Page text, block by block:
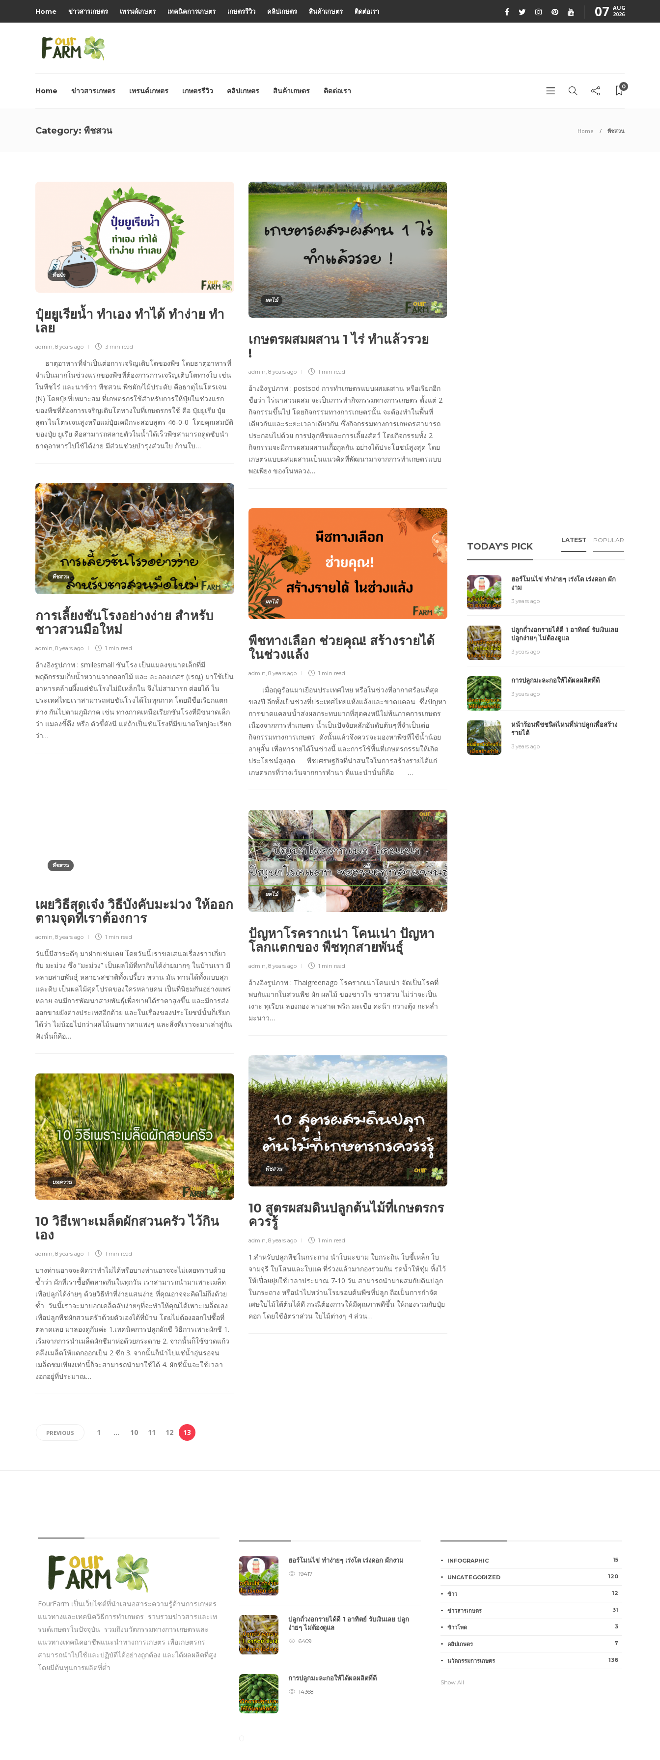
Home ข่าวสารเกษตร เทรนด์เกษตร เทคนิคการเกษตร เกษตรรีวิว คลิปเกษตร สินค้าเกษตร ติดต่อเรา 07 AUG
2026
Home ข่าวสารเกษตร เทรนด์เกษตร เกษตรรีวิว คลิปเกษตร สินค้าเกษตร ติดต่อเรา 0
Category: พืชสวน Home พืชสวน
พืชผัก
ปุ๋ยยูเรียน้ำ ทำเอง ทำได้ ทำง่าย ทำ
เลย
admin, 8 years ago 3 min read
ธาตุอาหารที่จำเป็นต่อการเจริญเติบโตของพืช โดยธาตุอาหารที่
จำเป็นมากในช่วงแรกของพืชที่ต้องการการเจริญเติบโตทางใบ เช่น
ในพืชไร่ และนาข้าว พืชสวน พืชผัก/ไม้ประดับ คือธาตุไนโตรเจน
(N) โดยปุ๋ยที่เหมาะสม ที่เกษตรกรใช้สำหรับการให้ปุ๋ยในช่วงแรก
ของพืชที่ต้องการเจริญเติบโตทางใบที่เกษตรกรใช้ คือ ปุ๋ยยูเรีย ปุ๋ย
สูตรไนโตรเจนสูงหรือแม่ปุ๋ยเคมีกระสอบสูตร 46-0-0 โดยคุณสมบัติ
ของปุ๋ย ยูเรีย คือสามารถสลายตัวในน้ำได้เร็วพืชสามารถดูดซับนำ
ธาตุอาหารไปใช้ได้ง่าย มีส่วนช่วยบำรุงส่วนใบ ก้านใบ…
ผลไม้
เกษตรผสมผสาน 1 ไร่ ทำแล้วรวย
!
admin, 8 years ago 1 min read
อ้างอิงรูปภาพ : postsod การทำเกษตรแบบผสมผสาน หรือเรียกอีก
ชื่อว่า ไร่นาสวนผสม จะเป็นการทำกิจกรรมทางการเกษตร ตั้งแต่ 2
กิจกรรมขึ้นไป โดยกิจกรรมทางการเกษตรนั้น จะต้องทำในพื้นที่
เดียวกันและระยะเวลาเดียวกัน ซึ่งกิจกรรมทางการเกษตรสามารถ
ประกอบไปด้วย การปลูกพืชและการเลี้ยงสัตว์ โดยกิจกรรมทั้ง 2
กิจกรรมจะมีการผสมผสานเกื้อกูลกัน อย่างได้ประโยชน์สูงสุด โดย
เกษตรแบบผสมผสานเป็นแนวคิดที่พัฒนามาจากการทำเกษตรแบบ
พอเพียง ของในหลวง…
พืชสวน
การเลี้ยงชันโรงอย่างง่าย สำหรับ
ชาวสวนมือใหม่
admin, 8 years ago 1 min read
อ้างอิงรูปภาพ : smilesmall ชันโรง เป็นแมลงขนาดเล็กที่มี
พฤติกรรมเก็บน้ำหวานจากดอกไม้ และ ละอองเกสร (เรณู) มาใช้เป็น
อาหารคล้ายผึ้งแต่ชันโรงไม่มีเหล็กใน จึงไม่สามารถ ต่อยได้ ใน
ประเทศไทยเราสามารถพบชันโรงได้ในทุกภาค โดยมีชื่อเรียกแตก
ต่าง กันไปตามภูมิภาค เช่น ทางภาคเหนือเรียกชันโรงที่มีขนาดเล็ก
ว่า แมลงขี้ตึง หรือ ตัวขี้ตังนี แต่ถ้าเป็นชันโรงที่มีขนาดใหญ่จะเรียก
ว่า…
ผลไม้
พืชทางเลือก ช่วยคุณ! สร้างรายได้
ในช่วงแล้ง
admin, 8 years ago 1 min read
เมื่อฤดูร้อนมาเยือนประเทศไทย หรือในช่วงที่อากาศร้อนที่สุด
ของปี อีกทั้งเป็นช่วงที่ประเทศไทยแห้งแล้งและขาดแคลน ซึ่งปัญหา
การขาดแคลนน้ำส่งผลกระทบมากที่สุดคงหนีไม่พ้นภาคการเกษตร
เนื่องจากการทำเกษตร น้ำเป็นปัจจัยหลักอันดับต้นๆที่จำเป็นต่อ
กิจกรรมทางการเกษตร ดังนั้นแล้วจึงควรจะมองหาพืชที่ใช้น้ำน้อย
อายุสั้น เพื่อหารายได้ในช่วงนี้ และการใช้พื้นที่เกษตรกรรมให้เกิด
ประโยชน์สูงสุด พืชเศรษฐกิจที่น่าสนใจในการสร้างรายได้แก่
เกษตรกรที่ว่างเว้นจากการทำนา ที่แนะนำนั่นก็คือ …
พืชสวน
เผยวิธีสุดเจ๋ง วิธีบังคับมะม่วง ให้ออก
ตามจุดที่เราต้องการ
admin, 8 years ago 1 min read
วันนี้มีสาระดีๆ มาฝากเช่นเคย โดยวันนี้เราขอเสนอเรื่องราวเกี่ยว
กับ มะม่วง ซึ่ง “มะม่วง” เป็นผลไม้ที่หากินได้ง่ายมากๆ ในบ้านเรา มี
หลายสายพันธุ์ หลายรสชาติทั้งเปรี้ยว หวาน มัน ทานได้ทั้งแบบสุก
และดิบ เป็นผลไม้สุดโปรดของใครหลายคน เป็นที่นิยมกันอย่างแพร่
หลาย จนมีการพัฒนาสายพันธุ์เพื่อขายได้ราคาสูงขึ้น และมีการส่ง
ออกขายยังต่างประเทศอีกด้วย และในเรื่องของประโยชน์นั้นก็เรียก
ได้ว่า ไม่น้อยไปกว่าผลไม้นอกราคาแพงๆ และสิ่งที่เราจะมาเล่าสู่กัน
ฟังนั่นก็คือ…
ผลไม้
ปัญหาโรครากเน่า โคนเน่า ปัญหา
โลกแตกของ พืชทุกสายพันธ์ุ
admin, 8 years ago 1 min read
อ้างอิงรูปภาพ : Thaigreenago โรครากเน่าโคนเน่า จัดเป็นโรคที่
พบกันมากในสวนพืช ผัก ผลไม้ ของชาวไร่ ชาวสวน ไม่ว่าจะเป็น
เงาะ ทุเรียน ลองกอง ลางสาด พริก มะเขือ คะน้า กวางตุ้ง กะหล่ำ
มะนาว…
พืชสวน
10 สูตรผสมดินปลูกต้นไม้ที่เกษตรกร
ควรรู้
admin, 8 years ago 1 min read
1.สำหรับปลูกพืชในกระถาง นำใบมะขาม ใบกระถิน ใบขี้เหล็ก ใบ
จามจุรี ใบโสนและใบแค ที่ร่วงแล้วมากองรวมกัน รดน้ำให้ชุ่ม ทิ้งไว้
ให้เปื่อยยุ่ยใช้เวลาประมาณ 7-10 วัน สามารถนำมาผสมกับดินปลูก
ในกระถาง หรือนำไปหว่านโรยรอบต้นพืชที่ปลูก ถือเป็นการกำจัด
เศษใบไม้ใต้ต้นได้ดี กรณีต้องการให้มีคุณภาพดีขึ้น ให้กองรวมกับปุ๋ย
คอก โดยใช้อัตราส่วน ใบไม้ต่างๆ 4 ส่วน…
บทความ
10 วิธีเพาะเมล็ดผักสวนครัว ไว้กิน
เอง
admin, 8 years ago 1 min read
บางท่านอาจจะคิดว่าทำไม่ได้หรือบางท่านอาจจะไม่เคยทราบด้วย
ซ้ำว่า ผักที่เราซื้อที่ตลาดกันในทุกวัน เราสามารถนำมาเพาะเมล็ด
เพื่อปลูกได้ง่ายๆ ด้วยวิธีทำที่ง่ายแสนง่าย ที่คุณอาจจะคิดไม่ถึงด้วย
ซ้ำ วันนี้เราจะมาบอกเคล็ดลับง่ายๆที่จะทำให้คุณได้เพาะเมล็ดเอง
เพื่อปลูกพืชผักสวนครัวด้วยตัวเองได้ที่บ้าน โดยไม่ต้องออกไปซื้อที่
ตลาดเลย มาลองดูกันค่ะ 1.เทคนิคการปลูกผักชี วิธีการเพาะผักชี 1.
เริ่มจากการนำเมล็ดผักชีมาห่อด้วยกระดาษ 2. จากนั้นก็ใช้ขวดแก้ว
คลึงเมล็ดให้แตกออกเป็น 2 ซีก 3. จากนั้นก็นำไปแช่น้ำอุ่นรอจน
เมล็ดชมเพียงเท่านี้ก็จะสามารถนำมาใช้ได้ 4. ผักชีนั้นจะใช้เวลา
งอกอยู่ที่ประมาณ…
PREVIOUS 1 … 10 11 12 13
TODAY'S PICK
LATEST POPULAR
ฮอร์โมนไข่ ทำง่ายๆ เร่งโต เร่งดอก ผัก
งาม
3 years ago
ปลูกถั่วงอกรายได้ดี 1 อาทิตย์ รับเงินเลย
ปลูกง่ายๆ ไม่ต้องดูแล
3 years ago
การปลูกมะละกอให้ได้ผลผลิตที่ดี
3 years ago
หน้าร้อนพืชชนิดไหนที่น่าปลูกเพื่อสร้าง
รายได้
3 years ago
FourFarm เป็นเว็บไซต์ที่นำเสนอสาระความรู้ด้านการเกษตร
แนวทางและเทคนิควิธีการทำเกษตร รวบรวมข่าวสารและเท
รนด์เกษตรในปัจจุบัน รวมถึงนวัตกรรมทางการเกษตรและ
แนวทางเทคนิคอาชีพแนะนำทางการเกษตร เพื่อเกษตรกร
สามารถนำไปใช้และปฏิบัตืได้อย่างถูกต้อง และได้ผลผลิตที่สูง
โดยมีต้นทุนการผลิตที่ต่ำ
ฮอร์โมนไข่ ทำง่ายๆ เร่งโต เร่งดอก ผักงาม
19417
ปลูกถั่วงอกรายได้ดี 1 อาทิตย์ รับเงินเลย ปลูก
ง่ายๆ ไม่ต้องดูแล
6409
การปลูกมะละกอให้ได้ผลผลิตที่ดี
14368
INFOGRAPHIC 15
UNCATEGORIZED 120
ข้าว 12
ข่าวสารเกษตร 31
ข้าวโพด 3
คลิปเกษตร 7
นวัตกรรมการเกษตร 136
Show All